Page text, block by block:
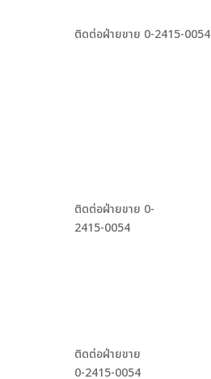
ติดต่อฝ่ายขาย 0-2415-0054
ติดต่อฝ่ายขาย 0-
2415-0054
ติดต่อฝ่ายขาย
0-2415-0054